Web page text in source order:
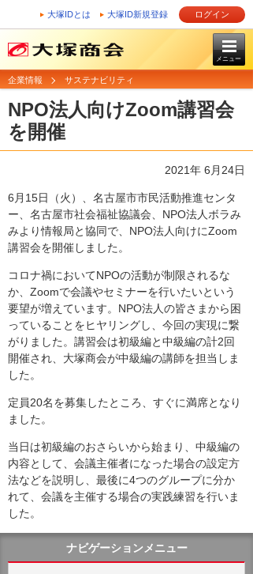
大塚IDとは 大塚ID新規登録 ログイン
メニュー
企業情報 サステナビリティ
NPO法人向けZoom講習会
を開催
2021年 6月24日
6月15日（火）、名古屋市市民活動推進センタ
ー、名古屋市社会福祉協議会、NPO法人ボラみ
みより情報局と協同で、NPO法人向けにZoom
講習会を開催しました。
コロナ禍においてNPOの活動が制限されるな
か、Zoomで会議やセミナーを行いたいという
要望が増えています。NPO法人の皆さまから困
っていることをヒヤリングし、今回の実現に繋
がりました。講習会は初級編と中級編の計2回
開催され、大塚商会が中級編の講師を担当しま
した。
定員20名を募集したところ、すぐに満席となり
ました。
当日は初級編のおさらいから始まり、中級編の
内容として、会議主催者になった場合の設定方
法などを説明し、最後に4つのグループに分か
れて、会議を主催する場合の実践練習を行いま
した。
ナビゲーションメニュー